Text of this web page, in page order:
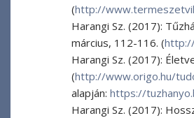
(http://
Harangi Sz. (2017):
március, 112-116. (
Harangi Sz. (2017):
(http://www.origo.hu/
alapján: https://
Harangi Sz. (2017):